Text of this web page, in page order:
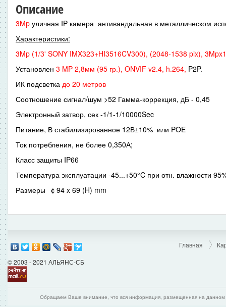
Описание
3Mp уличная IP камера антивандальная в металлическом
Характеристики:
3Mp (1/3' SONY IMX323+HI3516CV300), (2048-1538 pix),
Установлен 3 MP 2,8мм (95 гр.), ONVIF v2.4, h.264, P2P.
ИК подсветка до 20 метров
Соотношение сигнал/шум >52 Гамма-коррекция, дБ - 0,45
Электронный затвор, сек -1/1-1/10000Sec
Питание, В стабилизированное 12В±10% или POE
Ток потребления, не более 0,350А;
Класс защиты IP66
Температура эксплуатации -45...+50°C при отн. влажности
Размеры ￠94 x 69 (H) mm
© 2003 - 2021 АЛЬЯНС-СБ
Главная
Обращаем Ваше внимание, что вся информация, размещенная на данном